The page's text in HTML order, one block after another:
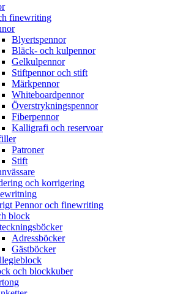
finewriting
Blyertspennor
Bläck- och kulpennor
Gelkulpennor
Stiftpennor och stift
Märkpennor
Whiteboardpennor
Överstrykningspennor
Fiberpennor
Kalligrafi och reservoar
Patroner
Stift
och korrigering
Pennor och finewriting
block
Adressböcker
Gästböcker
och blockkuber